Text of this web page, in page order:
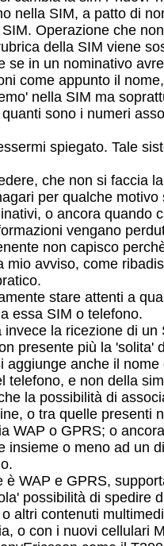
nella SIM, a patto di
Operazione che
della SIM viene
se in un nominativo
come appunto il
nella SIM ma
sono i numeri
spiegato. Tale
che non si faccia
per qualche
o ancora quando
vengano
non capisco
mio avviso, come
stare attenti a
essa SIM o telefono.
invece la ricezione di
presente più la 'solita'
aggiunge anche il
telefono, e non della
la possibilità di
o tra quelle presenti
WAP o GPRS; o
insieme o meno ad un
è WAP e GPRS,
possibilità di spedire
altri contenuti
o con i nuovi cellulari